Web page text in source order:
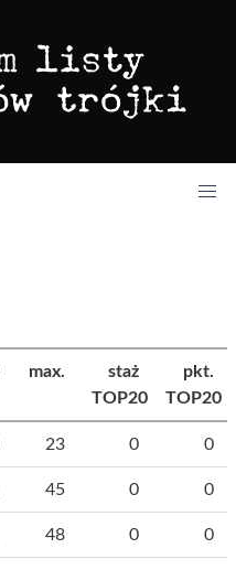
max.
staż
TOP20
pkt.
TOP20
23 0 0
45 0 0
48 0 0